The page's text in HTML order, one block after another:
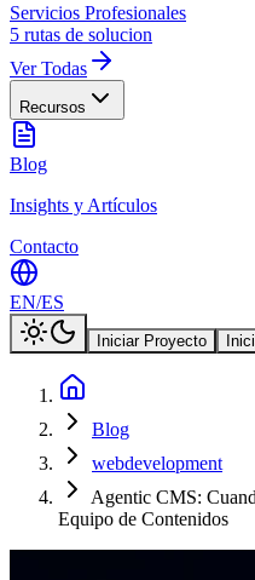
Servicios Profesionales
5 rutas de solucion
Ver Todas
Recursos
Blog
Insights y Artículos
Contacto
EN/ES
Iniciar Proyecto
Blog
webdevelopment
Agentic CMS:
Equipo de Contenidos